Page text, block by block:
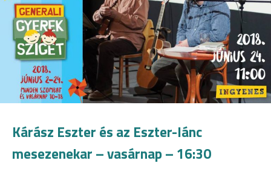
Kárász Eszter és az Eszter-lánc
mesezenekar – vasárnap – 16:30